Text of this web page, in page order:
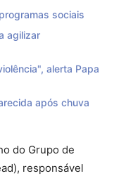
sociais
agilizar
alerta Papa
após chuva
do Grupo de
responsável